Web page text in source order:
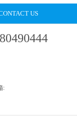
US
: